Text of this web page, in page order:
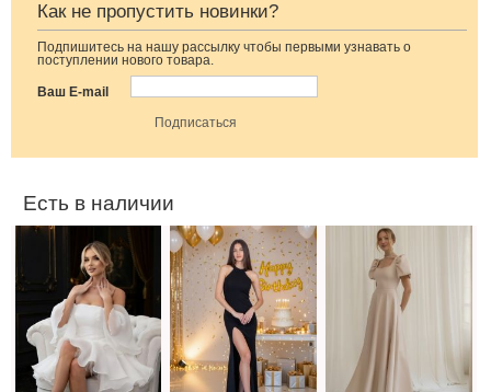
Как не пропустить новинки?
Подпишитесь на нашу рассылку чтобы первыми узнавать о
поступлении нового товара.
Ваш E-mail
Есть в наличии
Фатиновое
короткое белое
платье с
открытыми
Облегающее
вечернее платье
открытой спиной
Светлое бежевое